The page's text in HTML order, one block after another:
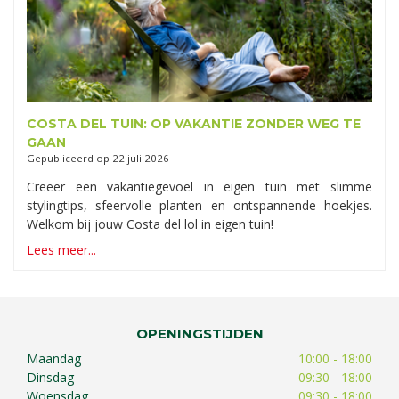
COSTA DEL TUIN: OP VAKANTIE ZONDER WEG TE
GAAN
Gepubliceerd op 22 juli 2026
Creëer een vakantiegevoel in eigen tuin met slimme
stylingtips, sfeervolle planten en ontspannende hoekjes.
Welkom bij jouw Costa del lol in eigen tuin!
Lees meer...
OPENINGSTIJDEN
Maandag
10:00 - 18:00
Dinsdag
09:30 - 18:00